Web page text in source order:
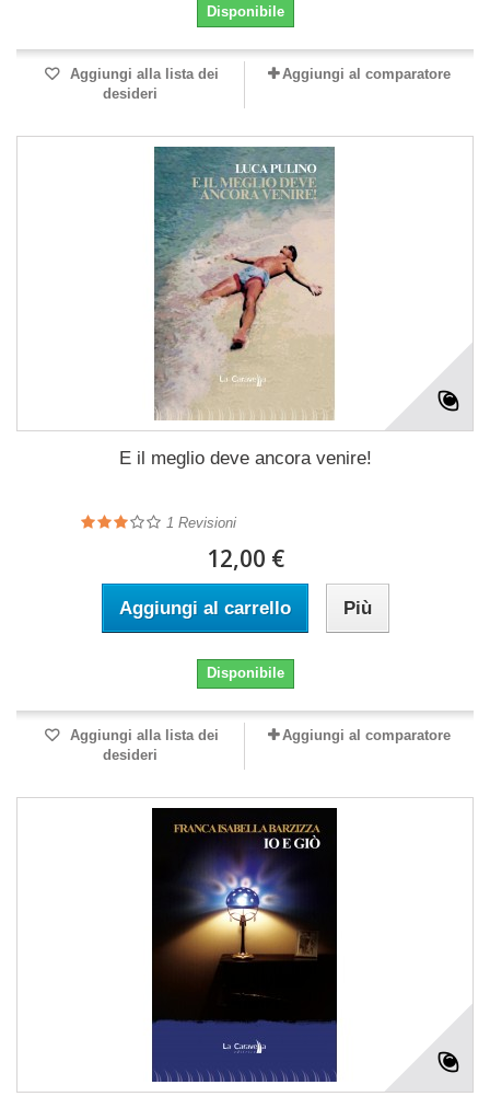
Disponibile
Aggiungi alla lista dei
desideri
Aggiungi al comparatore
E il meglio deve ancora venire!
1 Revisioni
12,00 €
Aggiungi al carrello Più
Disponibile
Aggiungi alla lista dei
desideri
Aggiungi al comparatore